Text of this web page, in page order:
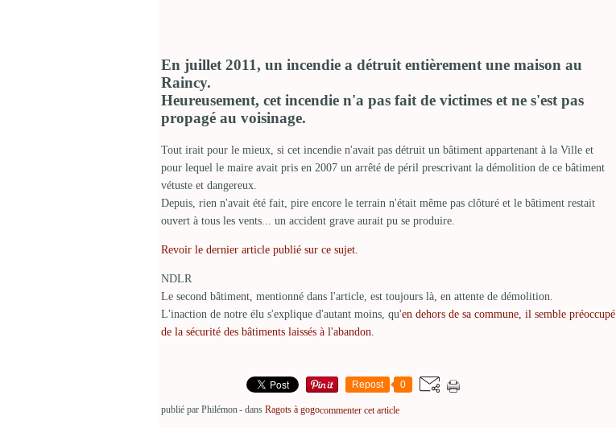
En juillet 2011, un incendie a détruit entièrement une maison au
Raincy.
Heureusement, cet incendie n'a pas fait de victimes et ne s'est pas
propagé au voisinage.
Tout irait pour le mieux, si cet incendie n'avait pas détruit un bâtiment appartenant à la Ville et
pour lequel le maire avait pris en 2007 un arrêté de péril prescrivant la démolition de ce bâtiment
vétuste et dangereux.
Depuis, rien n'avait été fait, pire encore le terrain n'était même pas clôturé et le bâtiment restait
ouvert à tous les vents... un accident grave aurait pu se produire.
Revoir le dernier article publié sur ce sujet.
NDLR
Le second bâtiment, mentionné dans l'article, est toujours là, en attente de démolition.
L'inaction de notre élu s'explique d'autant moins, qu'en dehors de sa commune, il semble préoccupé
de la sécurité des bâtiments laissés à l'abandon.
Repost 0
publié par Philémon- dans Ragots à gogocommenter cet article